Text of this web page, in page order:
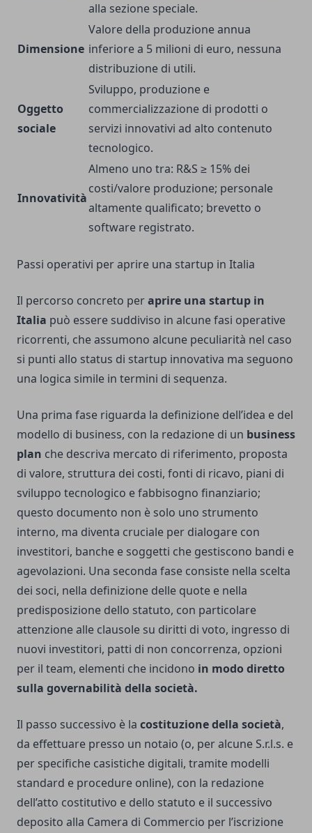
alla sezione speciale.
Dimensione
Valore della produzione annua
inferiore a 5 milioni di euro, nessuna
distribuzione di utili.
Oggetto
sociale
Sviluppo, produzione e
commercializzazione di prodotti o
servizi innovativi ad alto contenuto
tecnologico.
Innovatività
Almeno uno tra: R&S ≥ 15% dei
costi/valore produzione; personale
altamente qualificato; brevetto o
software registrato.
Passi operativi per aprire una startup in Italia
Il percorso concreto peraprire una startup in
Italia può essere suddiviso in alcune fasi operative
ricorrenti, che assumono alcune peculiarità nel caso
si punti allo status di startup innovativa ma seguono
una logica simile in termini di sequenza.
Una prima fase riguarda la definizione dell’idea e del
modello di business, con la redazione di un business
plan che descriva mercato di riferimento, proposta
di valore, struttura dei costi, fonti di ricavo, piani di
sviluppo tecnologico e fabbisogno finanziario;
questo documento non è solo uno strumento
interno, ma diventa cruciale per dialogare con
investitori, banche e soggetti che gestiscono bandi e
agevolazioni. Una seconda fase consiste nella scelta
dei soci, nella definizione delle quote e nella
predisposizione dello statuto, con particolare
attenzione alle clausole su diritti di voto, ingresso di
nuovi investitori, patti di non concorrenza, opzioni
per il team, elementi che incidono in modo diretto
sulla governabilità della società.
Il passo successivo è la costituzione della società,
da effettuare presso un notaio (o, per alcune S.r.l.s. e
per specifiche casistiche digitali, tramite modelli
standard e procedure online), con la redazione
dell’atto costitutivo e dello statuto e il successivo
deposito alla Camera di Commercio per l’iscrizione